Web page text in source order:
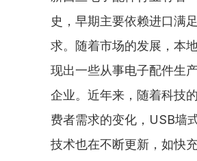
史，早期主要依赖进口满
求。随着市场的发展，本
现出一些从事电子配件生
企业。近年来，随着科技
费者需求的变化，USB墙
技术也在不断更新，如快